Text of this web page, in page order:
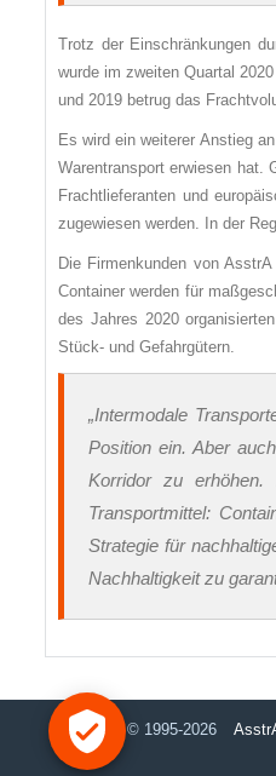
Trotz der Einschränkungen
wurde im zweiten Quartal
und 2019 betrug das
Es wird ein weiterer Anstieg
Warentransport erwiesen hat.
Frachtlieferanten und
zugewiesen werden. In der
Die Firmenkunden von
Container werden für
des Jahres 2020
Stück- und Gefahrgütern.
„Intermodale
Position ein. Aber
Korridor zu erhöhen.
Transportmittel:
Strategie für
Nachhaltigkeit zu
© 1995-2026